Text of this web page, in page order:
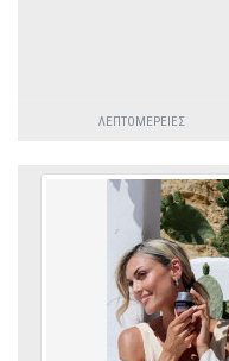
ΛΕΠΤΟΜΈΡΕΙΕΣ